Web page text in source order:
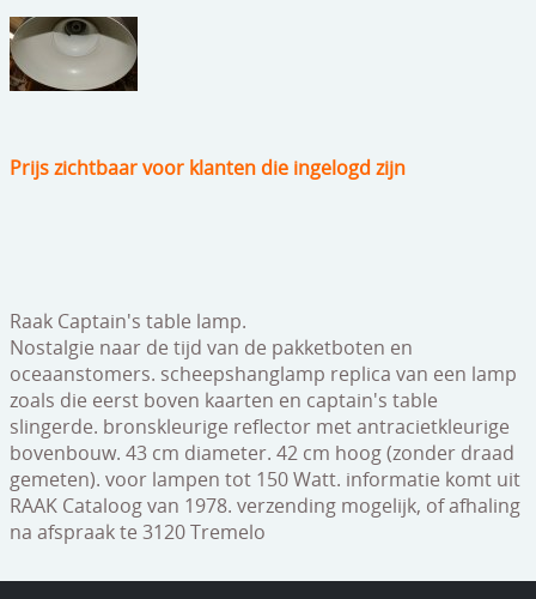
lamp/luchter
speelgoed
klokken
boeken
geschenkcheques
Prijs zichtbaar voor klanten die ingelogd zijn
Raak Captain's table lamp.
Nostalgie naar de tijd van de pakketboten en
oceaanstomers. scheepshanglamp replica van een lamp
zoals die eerst boven kaarten en captain's table
slingerde. bronskleurige reflector met antracietkleurige
bovenbouw. 43 cm diameter. 42 cm hoog (zonder draad
gemeten). voor lampen tot 150 Watt. informatie komt uit
RAAK Cataloog van 1978. verzending mogelijk, of afhaling
na afspraak te 3120 Tremelo